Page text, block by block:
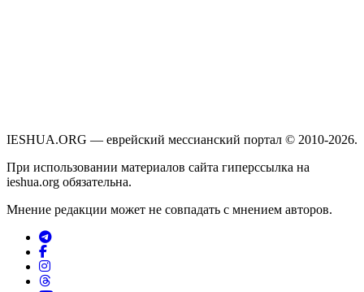
IESHUA.ORG — еврейский мессианский портал © 2010-2026.
При использовании материалов сайта гиперссылка на
ieshua.org обязательна.
Мнение редакции может не совпадать с мнением авторов.